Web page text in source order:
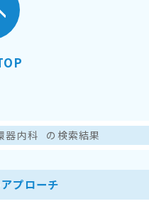
器内科 の検索結果
プローチ